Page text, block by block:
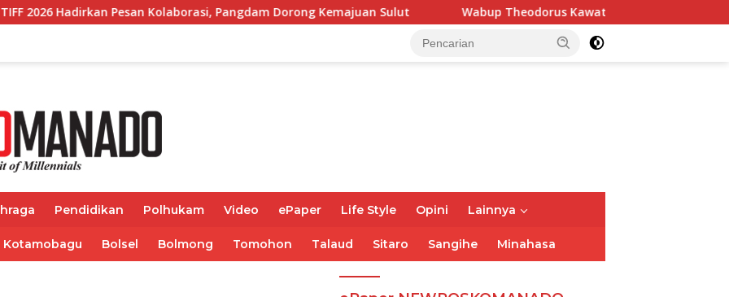
Pesan Kolaborasi, Pangdam Dorong Kemajuan Sulut Wabup Theodorus Kawatu Hadiri HUT ke-166 Desa Malola,
Pendidikan Polhukam Video ePaper Life Style Opini Lainnya
Kotamobagu Bolsel Bolmong Tomohon Talaud Sitaro Sangihe Minahasa